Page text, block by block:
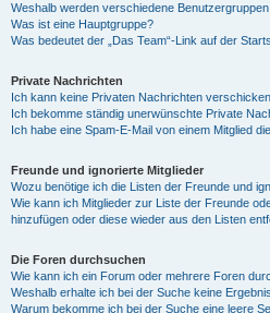
Weshalb werden verschiedene
Was ist eine Hauptgruppe?
Was bedeutet der „Das Team“-Link auf der
Private Nachrichten
Ich kann keine Privaten Nachrichten
Ich bekomme ständig unerwünschte Private
Ich habe eine Spam-E-Mail von einem Mitglied
Freunde und ignorierte Mitglieder
Wozu benötige ich die Listen der Freunde und
Wie kann ich Mitglieder zur Liste der Freunde
hinzufügen oder diese wieder aus den Listen
Die Foren durchsuchen
Wie kann ich ein Forum oder mehrere Foren
Weshalb erhalte ich bei der Suche keine
Warum bekomme ich bei der Suche eine leere